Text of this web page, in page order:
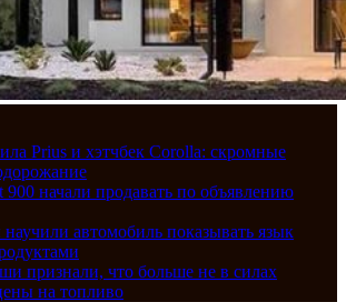
Prius и хэтчбек Corolla: скромные
900 начали продавать по объявлению
автомобиль показывать язык
признали, что больше не в силах
на топливо